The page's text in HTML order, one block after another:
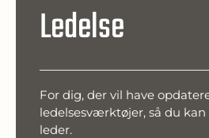
Ledelse
For dig, der vil have
ledelsesværktøjer, så du
leder.